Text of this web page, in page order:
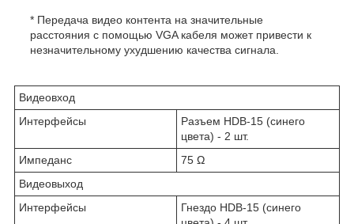
* Передача видео контента на значительные
расстояния с помощью VGA кабеля может привести к
незначительному ухудшению качества сигнала.
Видеовход
Интерфейсы
Разъем HDB-15 (синего
цвета) - 2 шт.
Импеданс
75 Ω
Видеовыход
Интерфейсы
Гнездо HDB-15 (синего